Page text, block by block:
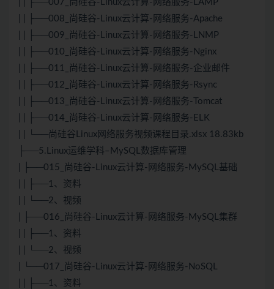
| | ├──007_尚硅谷-Linux云计算-网络服务-LAMP
| | ├──008_尚硅谷-Linux云计算-网络服务-Apache
| | ├──009_尚硅谷-Linux云计算-网络服务-LNMP
| | ├──010_尚硅谷-Linux云计算-网络服务-Nginx
| | ├──011_尚硅谷-Linux云计算-网络服务-企业邮件
| | ├──012_尚硅谷-Linux云计算-网络服务-Rsync
| | ├──013_尚硅谷-Linux云计算-网络服务-Tomcat
| | ├──014_尚硅谷-Linux云计算-网络服务-ELK
| | └──尚硅谷Linux网络服务视频课程目录.xlsx 18.83kb
├──5.Linux运维学科– MySQL数据库管理
| ├──015_尚硅谷-Linux云计算-网络服务- MySQL基础
| | ├──1、资料
| | └──2、视频
| ├──016_尚硅谷-Linux云计算-网络服务-MySQL集群
| | ├──1、资料
| | └──2、视频
| └──017_尚硅谷-Linux云计算-网络服务-NoSQL
| | ├──1、资料